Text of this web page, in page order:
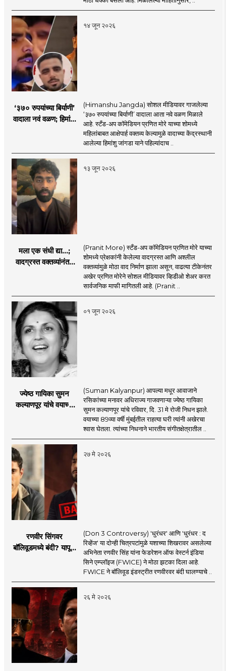
हळहळ
१४ जून २०२६
‘३७० रुपयांच्या बिर्याणी’
वादाला नवं वळण; हिमांशू
म्हणाला?
(Himanshu Jangda) सोशल मीडियावर गाजलेल्या
‘३७० रुपयांच्या बिर्याणी’ वादाला आता नवे वळण मिळाले
आहे. स्टँड-अप कॉमेडियन प्रणित मोरे याच्या शोमध्ये
महिलांबाबत आक्षेपार्ह वक्तव्य केल्यामुळे वादाच्या केंद्रस्थानी
आलेल्या हिमांशु जांगडा याने पहिल्यांदाच ..
१३ जून २०२६
मला एक संधी द्या...;
वादग्रस्त वक्तव्यांनंतर
म्हणाला?
(Pranit More) स्टँड-अप कॉमेडियन प्रणित मोरे याच्या
शोमध्ये प्रेक्षकांनी केलेल्या वादग्रस्त आणि अश्लील
वक्तव्यांमुळे मोठा वाद निर्माण झाला असून, वाढत्या टीकेनंतर
अखेर प्रणित मोरेने सोशल मीडियावर व्हिडीओ शेअर करत
सार्वजनिक माफी मागितली आहे. (Pranit ..
०१ जून २०२६
ज्येष्ठ गायिका सुमन
कल्याणपूर यांचे वयाच्या
(Suman Kalyanpur) आपल्या मधूर आवाजाने
रसिकांच्या मनावर अधिराज्य गाजवणाऱ्या ज्येष्ठ गायिका
सुमन कल्याणपूर यांचे रविवार, दि. 31 मे रोजी निधन झाले.
वयाच्या 89व्या वर्षी मुंबईतील राहत्या घरी त्यांनी अखेरचा
श्वास घेतला. त्यांच्या निधनाने भारतीय संगीतक्षेत्रातील ..
२७ मे २०२६
रणवीर सिंगवर
बॉलिवूडमध्ये बंदी? यापूर्वी
(Don 3 Controversy) 'धुरंधर' आणि 'धुरंधर : द
रिव्हेंज' या दोन्ही चित्रपटांमुळे यशाच्या शिखरावर असलेल्या
अभिनेता रणवीर सिंह यांना फेडरेशन ऑफ वेस्टर्न इंडिया
सिने एम्प्लॉइज (FWICE) ने मोठा झटका दिला आहे.
FWICE ने बॉलिवूड इंडस्ट्रीत रणवीरवर बंदी घालण्याचे ..
२६ मे २०२६